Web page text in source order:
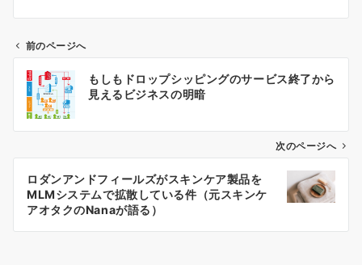
投
稿
ナ
ー
前のページへ
もしもドロップシッピングのサービス終了から
見えるビジネスの明暗
次のページへ
ロダンアンドフィールズがスキンケア製品を
MLMシステムで拡散している件（元スキンケ
アオタクのNanaが語る）